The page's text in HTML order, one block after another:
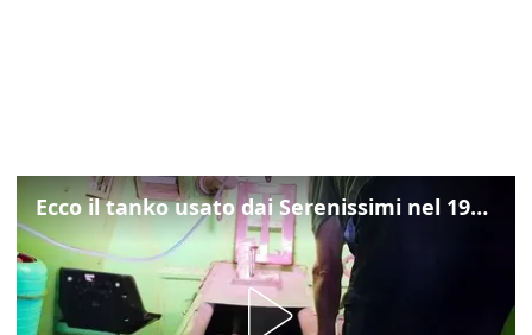
Ecco il tanko usato dai Serenissimi nel 1997 per il blitz a San Marco